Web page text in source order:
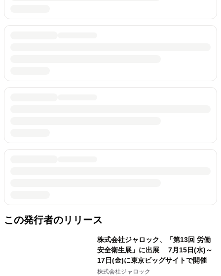
この発行者のリリース
株式会社ジャロック、「第13回 労働
安全衛生展」に出展 7月15日(水)～
17日(金)に東京ビッグサイトで開催
株式会社ジャロック